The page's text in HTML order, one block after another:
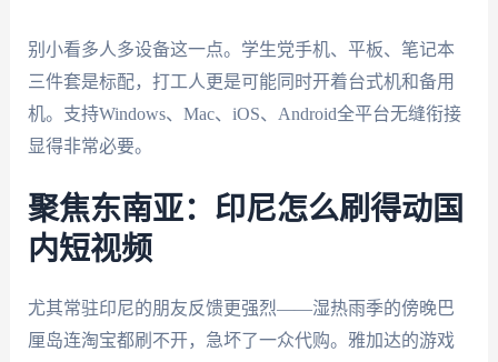
别小看多人多设备这一点。学生党手机、平板、笔记本
三件套是标配，打工人更是可能同时开着台式机和备用
机。支持Windows、Mac、iOS、Android全平台无缝衔接
显得非常必要。
聚焦东南亚：印尼怎么刷得动国
内短视频
尤其常驻印尼的朋友反馈更强烈——湿热雨季的傍晚巴
厘岛连淘宝都刷不开，急坏了一众代购。雅加达的游戏